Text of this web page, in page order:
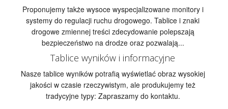
Proponujemy także wysoce wyspecjalizowane monitory i
systemy do regulacji ruchu drogowego. Tablice i znaki
drogowe zmiennej treści zdecydowanie polepszają
bezpieczeństwo na drodze oraz pozwalają...
Tablice wyników i informacyjne
Nasze tablice wyników potrafią wyświetlać obraz wysokiej
jakości w czasie rzeczywistym, ale produkujemy też
tradycyjne typy: Zapraszamy do kontaktu.